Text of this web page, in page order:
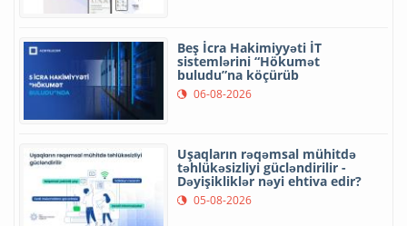
Beş İcra Hakimiyyəti İT
sistemlərini “Hökumət
buludu”na köçürüb
06-08-2026
Uşaqların rəqəmsal mühitdə
təhlükəsizliyi gücləndirilir -
Dəyişikliklər nəyi ehtiva edir?
05-08-2026